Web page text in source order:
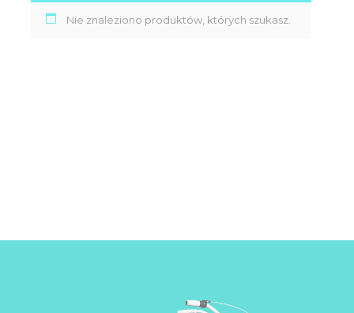
DZIECIĘCE
Nie znaleziono produktów, których szukasz.